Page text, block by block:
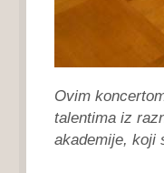
Ovim
talentima iz
akademije, koji